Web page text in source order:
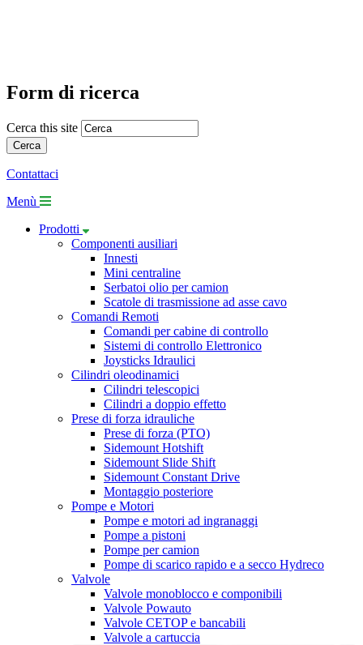
Form di ricerca
Cerca this site
Contattaci
Menù
Prodotti
Componenti ausiliari
Innesti
Mini centraline
Serbatoi olio per camion
Scatole di trasmissione ad asse cavo
Comandi Remoti
Comandi per cabine di controllo
Sistemi di controllo Elettronico
Joysticks Idraulici
Cilindri oleodinamici
Cilindri telescopici
Cilindri a doppio effetto
Prese di forza idrauliche
Prese di forza (PTO)
Sidemount Hotshift
Sidemount Slide Shift
Sidemount Constant Drive
Montaggio posteriore
Pompe e Motori
Pompe e motori ad ingranaggi
Pompe a pistoni
Pompe per camion
Pompe di scarico rapido e a secco Hydreco
Valvole
Valvole monoblocco e componibili
Valvole Powauto
Valvole CETOP e bancabili
Valvole a cartuccia